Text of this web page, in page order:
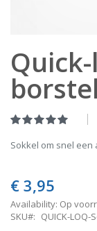
to
the
beginning
of
the
images
gallery
Rating:
Sokkel om snel
€ 3,95
Availability: Op
SKU
QUICK-LOQ-